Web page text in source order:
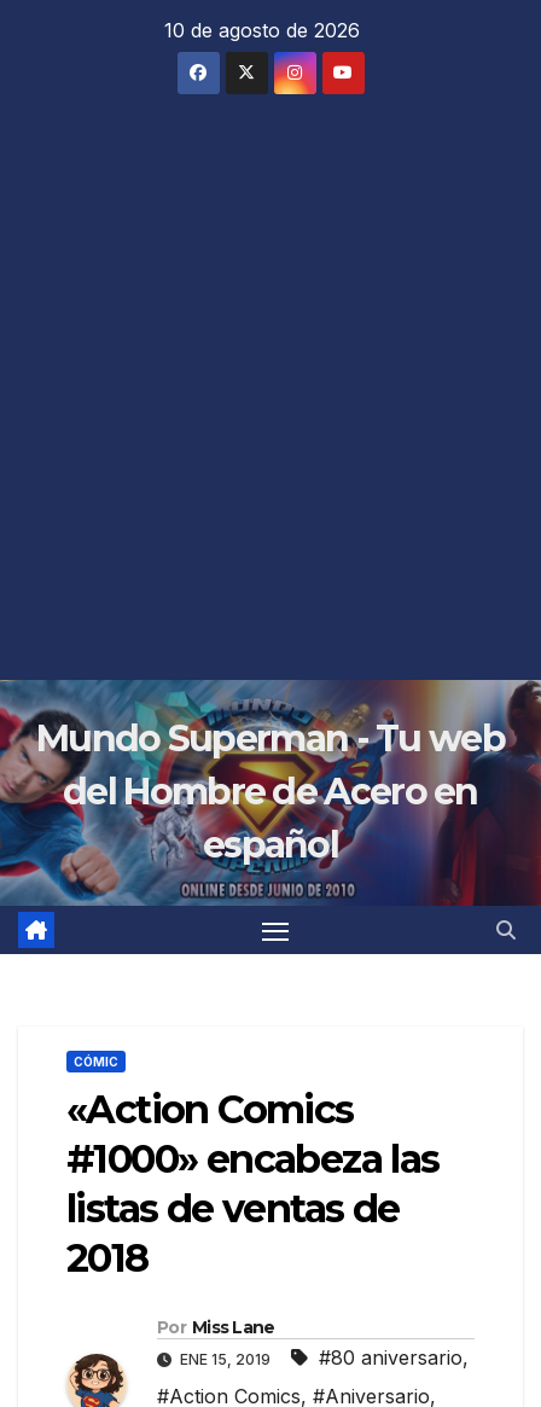
10 de agosto de 2026
Mundo Superman - Tu web
del Hombre de Acero en
español
CÓMIC
«Action Comics
#1000» encabeza las
listas de ventas de
2018
Por Miss Lane
ENE 15, 2019 #80 aniversario,
#Action Comics, #Aniversario,